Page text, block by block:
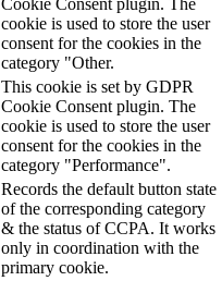
Cookie Consent plugin. The
cookie is used to store the user
consent for the cookies in the
category "Other.
This cookie is set by GDPR
Cookie Consent plugin. The
cookie is used to store the user
consent for the cookies in the
category "Performance".
Records the default button state
of the corresponding category
& the status of CCPA. It works
only in coordination with the
primary cookie.